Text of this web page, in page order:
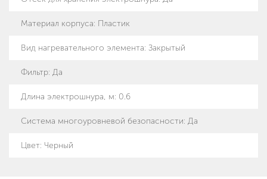
Материал корпуса: Пластик
Вид нагревательного элемента: Закрытый
Фильтр: Да
Длина электрошнура, м: 0.6
Система многоуровневой безопасности: Да
Цвет: Черный